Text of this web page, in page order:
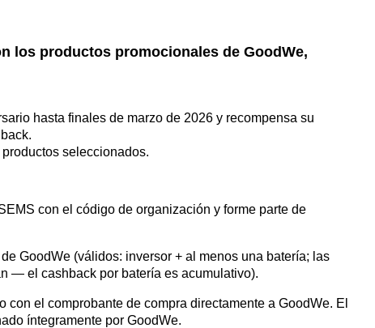
los productos promocionales de GoodWe,
hasta finales de marzo de 2026 y recompensa su
seleccionados.
con el código de organización y forme parte de
GoodWe (válidos: inversor + al menos una batería; las
— el cashback por batería es acumulativo).
con el comprobante de compra directamente a GoodWe. El
íntegramente por GoodWe.